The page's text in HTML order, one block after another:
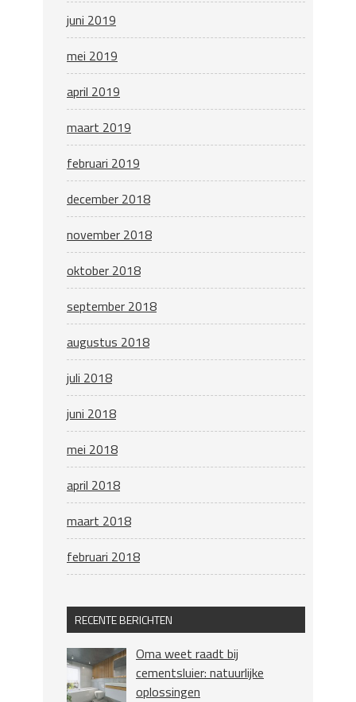
juni 2019
mei 2019
april 2019
maart 2019
februari 2019
december 2018
november 2018
oktober 2018
september 2018
augustus 2018
juli 2018
juni 2018
mei 2018
april 2018
maart 2018
februari 2018
RECENTE BERICHTEN
Oma weet raadt bij
cementsluier: natuurlijke
oplossingen